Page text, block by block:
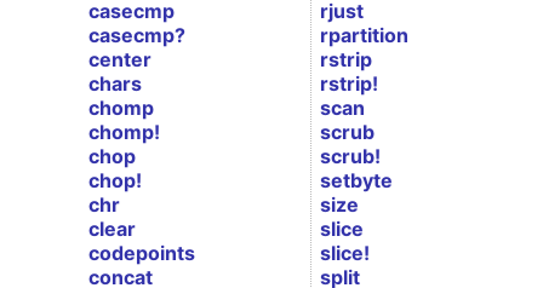
casecmp
casecmp?
center
chars
chomp
chomp!
chop
chop!
chr
clear
codepoints
concat
rjust
rpartition
rstrip
rstrip!
scan
scrub
scrub!
setbyte
size
slice
slice!
split